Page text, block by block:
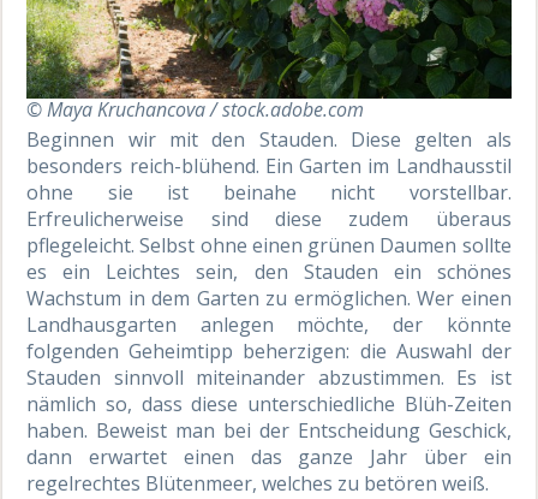
© Maya Kruchancova / stock.adobe.com
Beginnen wir mit den Stauden. Diese gelten als
besonders reich-blühend. Ein Garten im Landhausstil
ohne sie ist beinahe nicht vorstellbar.
Erfreulicherweise sind diese zudem überaus
pflegeleicht. Selbst ohne einen grünen Daumen sollte
es ein Leichtes sein, den Stauden ein schönes
Wachstum in dem Garten zu ermöglichen. Wer einen
Landhausgarten anlegen möchte, der könnte
folgenden Geheimtipp beherzigen: die Auswahl der
Stauden sinnvoll miteinander abzustimmen. Es ist
nämlich so, dass diese unterschiedliche Blüh-Zeiten
haben. Beweist man bei der Entscheidung Geschick,
dann erwartet einen das ganze Jahr über ein
regelrechtes Blütenmeer, welches zu betören weiß.